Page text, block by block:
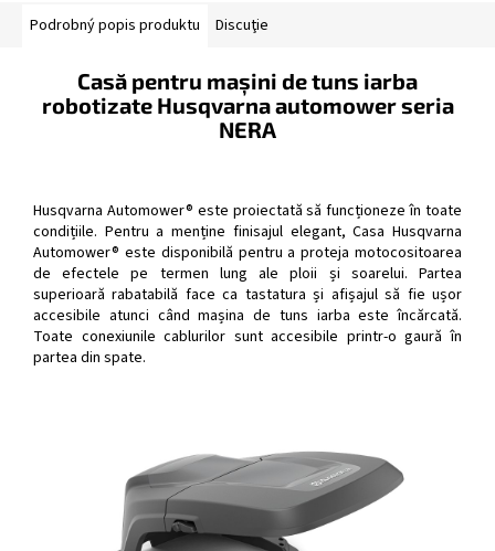
Podrobný popis produktu Discuţie
Casă pentru mașini de tuns iarba
robotizate Husqvarna automower seria
NERA
Husqvarna Automower® este proiectată să funcționeze în toate
condițiile. Pentru a menține finisajul elegant, Casa Husqvarna
Automower® este disponibilă pentru a proteja motocositoarea
de efectele pe termen lung ale ploii și soarelui. Partea
superioară rabatabilă face ca tastatura și afișajul să fie ușor
accesibile atunci când mașina de tuns iarba este încărcată.
Toate conexiunile cablurilor sunt accesibile printr-o gaură în
partea din spate.